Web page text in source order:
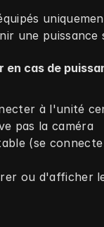
une puissance
en cas de
à l'unité
pas la caméra
(se
ou d'afficher